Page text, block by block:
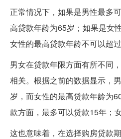
正常情况下，如果是男性最多
高贷款年龄为65岁；如果是女
女性的最高贷款年龄不可以超过
男女在贷款年限方面有所不同
相关。根据之前的数据显示，
岁，而女性的最高贷款年龄为
款方面，最多可以贷款15年；
这也意味着，在选择购房贷款